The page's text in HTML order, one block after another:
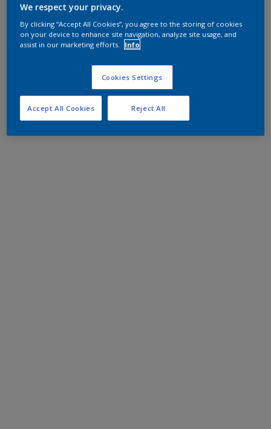
We respect your privacy.
By clicking “Accept All Cookies”, you agree to the storing of cookies
on your device to enhance site navigation, analyze site usage, and
assist in our marketing efforts.
Info
Cookies Settings
Reject All
Accept All Cookies